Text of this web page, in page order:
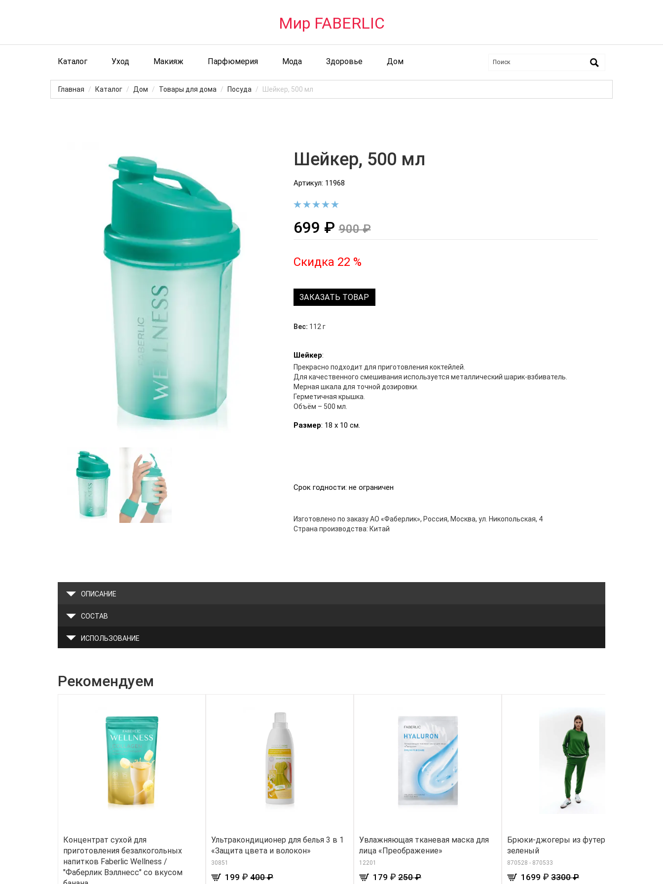
Мир FABERLIC
Каталог Уход Макияж Парфюмерия Мода Здоровье Дом
Главная Каталог Дом Товары для дома Посуда Шейкер, 500 мл
Шейкер, 500 мл
Артикул: 11968
699 ₽900 ₽
Скидка 22 %
ЗАКАЗАТЬ ТОВАР
Вес: 112 г
Шейкер:
Прекрасно подходит для приготовления коктейлей.
Для качественного смешивания используется металлический шарик-взбиватель.
Мерная шкала для точной дозировки.
Герметичная крышка.
Объём – 500 мл.
Размер: 18 х 10 см.
Срок годности: не ограничен
Изготовлено по заказу АО «Фаберлик», Россия, Москва, ул. Никопольская, 4
Страна производства: Китай
ОПИСАНИЕ
СОСТАВ
ИСПОЛЬЗОВАНИЕ
Рекомендуем
Концентрат сухой для
приготовления безалкогольных
напитков Faberlic Wellness /
"Фаберлик Вэллнесс" со вкусом
Ультракондиционер для белья 3 в 1
«Защита цвета и волокон»
30851
199 ₽ 400 ₽
Увлажняющая тканевая маска для
лица «Преображение»
12201
179 ₽ 250 ₽
Брюки-джогеры из футера, цвет
зеленый
870528 - 870533
1699 ₽ 3300 ₽